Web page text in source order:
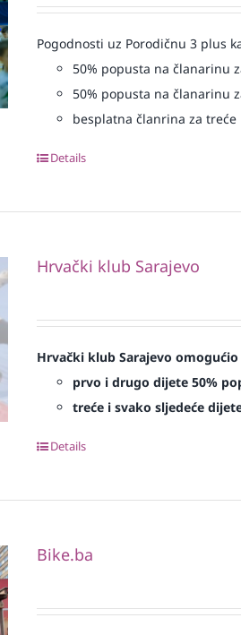
Pogodnosti uz Porodičnu 3 plus
50% popusta na članarinu
50% popusta na članarinu
besplatna članrina za
Details
Hrvački klub Sarajevo
Hrvački klub Sarajevo
prvo i drugo dijete 50%
treće i svako sljedeće
Details
Bike.ba